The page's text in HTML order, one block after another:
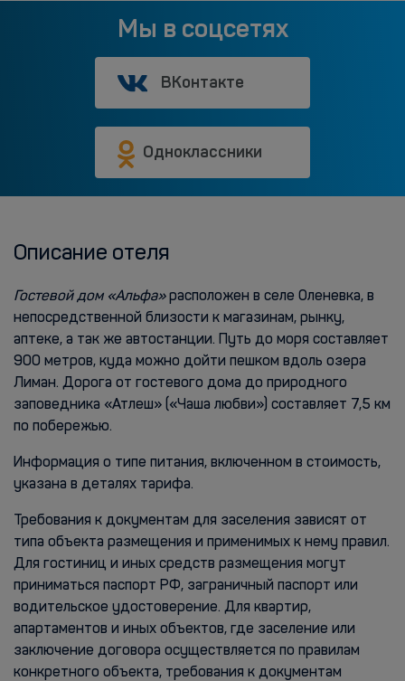
Мы в соцсетях
ВКонтакте
Одноклассники
Описание отеля
Гостевой дом «Альфа»расположен в селе Оленевка, в
непосредственной близости к магазинам, рынку,
аптеке, а так же автостанции. Путь до моря составляет
900 метров, куда можно дойти пешком вдоль озера
Лиман. Дорога от гостевого дома до природного
заповедника «Атлеш» («Чаша любви») составляет 7,5 км
по побережью.
Информация о типе питания, включенном в стоимость,
указана в деталях тарифа.
Требования к документам для заселения зависят от
типа объекта размещения и применимых к нему правил.
Для гостиниц и иных средств размещения могут
приниматься паспорт РФ, заграничный паспорт или
водительское удостоверение. Для квартир,
апартаментов и иных объектов, где заселение или
заключение договора осуществляется по правилам
конкретного объекта, требования к документам